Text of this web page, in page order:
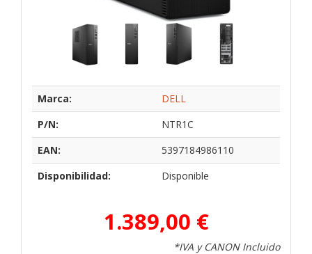
Marca:
DELL
P/N:
NTR1C
EAN:
5397184986110
Disponibilidad:
Disponible
1.389,00 €
*IVA y CANON Incluido